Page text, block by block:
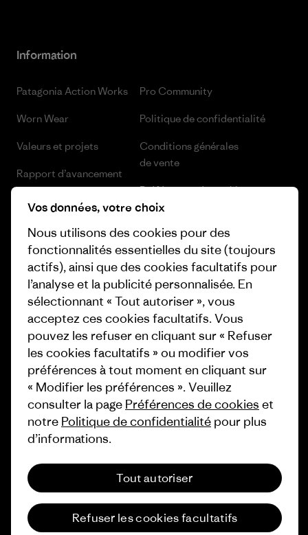
Information
Patagonia Action Works
Worn Wear
Valeurs et projets
Rapport d’avancement
Business Unusual
Objectifs climatiques
1% For The Planet
Comment nous finançons
Nos magasins
Pro Community
Politique de confidentialité
Conditions générales
de vente
Préférences de cookie
Presse et media
Industry program
Programme d’affiliation
Patagonia Suisse Plan du site
© 2026 Patagonia, Inc. All Rights Reserved.
français
Vos données, votre choix
Nous utilisons des cookies pour des
fonctionnalités essentielles du site (toujours
actifs), ainsi que des cookies facultatifs pour
l’analyse et la publicité personnalisée. En
sélectionnant « Tout autoriser », vous
acceptez ces cookies facultatifs. Vous
pouvez les refuser en cliquant sur « Refuser
les cookies facultatifs » ou modifier vos
préférences à tout moment en cliquant sur
« Modifier les préférences ». Veuillez
consulter la page Préférences de cookies et
notre Politique de confidentialité pour plus
d’informations.
Tout autoriser
Refuser les cookies facultatifs